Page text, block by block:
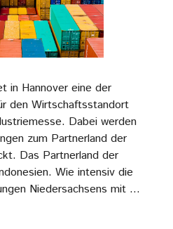
in Hannover eine der
den Wirtschaftsstandort
Dabei werden
zum Partnerland der
Das Partnerland der
Wie intensiv die
Niedersachsens mit …